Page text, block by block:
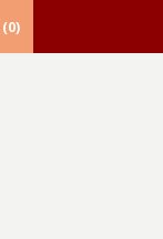
(0)